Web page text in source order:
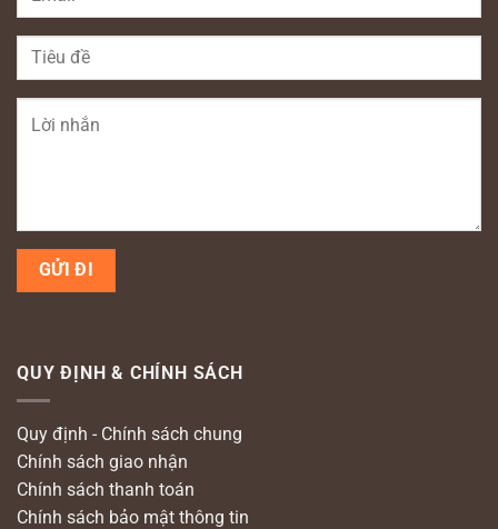
QUY ĐỊNH & CHÍNH SÁCH
Quy định - Chính sách chung
Chính sách giao nhận
Chính sách thanh toán
Chính sách bảo mật thông tin